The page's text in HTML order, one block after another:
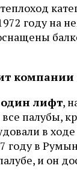
году на
компании
один лифт,
палубы,
в ходе
году в
и он